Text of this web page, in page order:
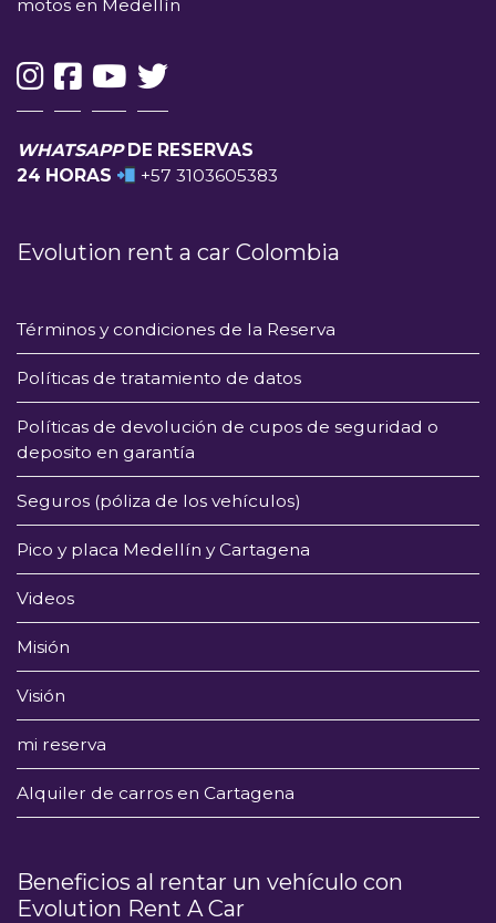
motos en Medellín
WHATSAPPDE RESERVAS
24 HORAS
+57 3103605383
Evolution rent a car Colombia
Términos y condiciones de la Reserva
Políticas de tratamiento de datos
Políticas de devolución de cupos de seguridad o
deposito en garantía
Seguros (póliza de los vehículos)
Pico y placa Medellín y Cartagena
Videos
Misión
Visión
mi reserva
Alquiler de carros en Cartagena
Beneficios al rentar un vehículo con
Evolution Rent A Car